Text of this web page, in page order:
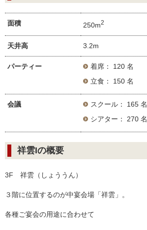
面積 250m2
天井高 3.2m
パーティー
着席： 120 名
立食： 150 名
会議
スクール： 165 名
シアター： 270 名
祥雲Iの概要
3F 祥雲（しょううん）
３階に位置するのが中宴会場「祥雲」。
各種ご宴会の用途に合わせて